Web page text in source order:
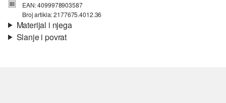
EAN: 4099978903587
Broj artikla: 2177675.4012.36
Materijal i njega
Slanje i povrat